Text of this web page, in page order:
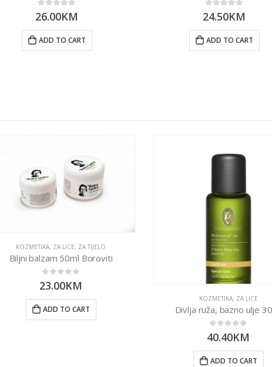
0 out of 5
26.00KM
ADD TO CART
0 out of 5
24.50KM
ADD TO CART
KOZMETIKA,ZA LICE,ZA TIJELO
Biljni balzam 50ml Boroviti
0out of 5
23.00KM
ADD TO CART
KOZMETIKA,ZA LICE
Divlja ruža, bazno ulje
out of 5
40.40KM
ADD TO CART